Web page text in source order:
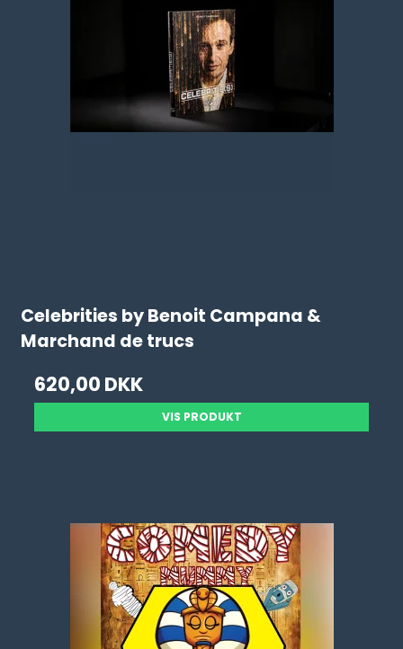
Celebrities by Benoit Campana &
Marchand de trucs
620,00 DKK
VIS PRODUKT